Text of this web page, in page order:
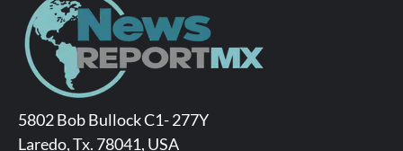
5802 Bob Bullock C1- 277Y
Laredo, Tx. 78041, USA